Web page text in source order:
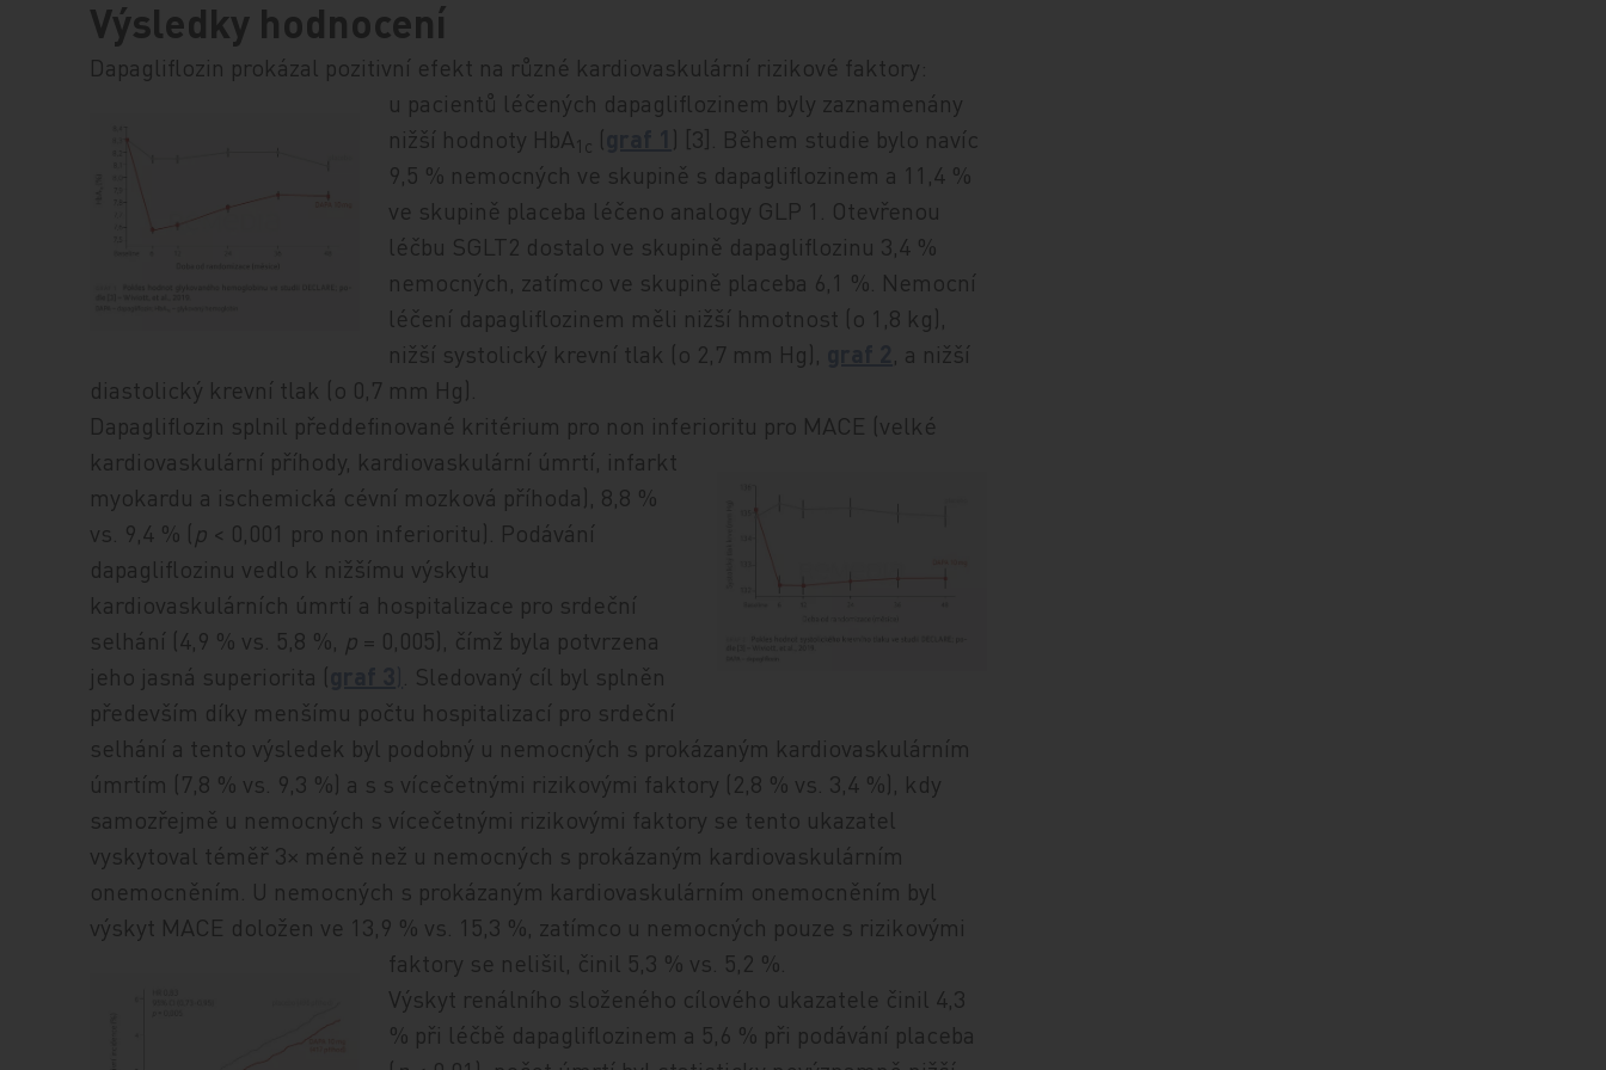
Výsledky hodnocení
Dapagliflozin prokázal pozitivní efekt na různé kardiovaskulární rizikové faktory:
u pacientů léčených dapagliflozinem byly zaznamenány
nižší hodnoty HbA 1c (
) [3]. Během studie bylo navíc
9,5 % nemocných ve skupině s dapagliflozinem a 11,4 %
ve skupině placeba léčeno analogy GLP 1. Otevřenou
léčbu SGLT2 dostalo ve skupině dapagliflozinu 3,4 %
nemocných, zatímco ve skupině placeba 6,1 %. Nemocní
léčení dapagliflozinem měli nižší hmotnost (o 1,8 kg),
nižší systolický krevní tlak (o 2,7 mm Hg),
, a nižší
diastolický krevní tlak (o 0,7 mm Hg).
Dapagliflozin splnil předdefinované kritérium pro non inferioritu pro MACE (velké
kardiovaskulární příhody, kardiovaskulární úmrtí, infarkt
myokardu a ischemická cévní mozková příhoda), 8,8 %
vs. 9,4 % (p < 0,001 pro non inferioritu). Podávání
dapagliflozinu vedlo k nižšímu výskytu
kardiovaskulárních úmrtí a hospitalizace pro srdeční
selhání (4,9 % vs. 5,8 %, p = 0,005), čímž byla potvrzena
jeho jasná superiorita (
. Sledovaný cíl byl splněn
především díky menšímu počtu hospitalizací pro srdeční
selhání a tento výsledek byl podobný u nemocných s prokázaným kardiovaskulárním
úmrtím (7,8 % vs. 9,3 %) a s s vícečetnými rizikovými faktory (2,8 % vs. 3,4 %), kdy
samozřejmě u nemocných s vícečetnými rizikovými faktory se tento ukazatel
vyskytoval téměř 3× méně než u nemocných s prokázaným kardiovaskulárním
onemocněním. U nemocných s prokázaným kardiovaskulárním onemocněním byl
výskyt MACE doložen ve 13,9 % vs. 15,3 %, zatímco u nemocných pouze s rizikovými
faktory se nelišil, činil 5,3 % vs. 5,2 %.
Výskyt renálního složeného cílového ukazatele činil 4,3
% při léčbě dapagliflozinem a 5,6 % při podávání placeba